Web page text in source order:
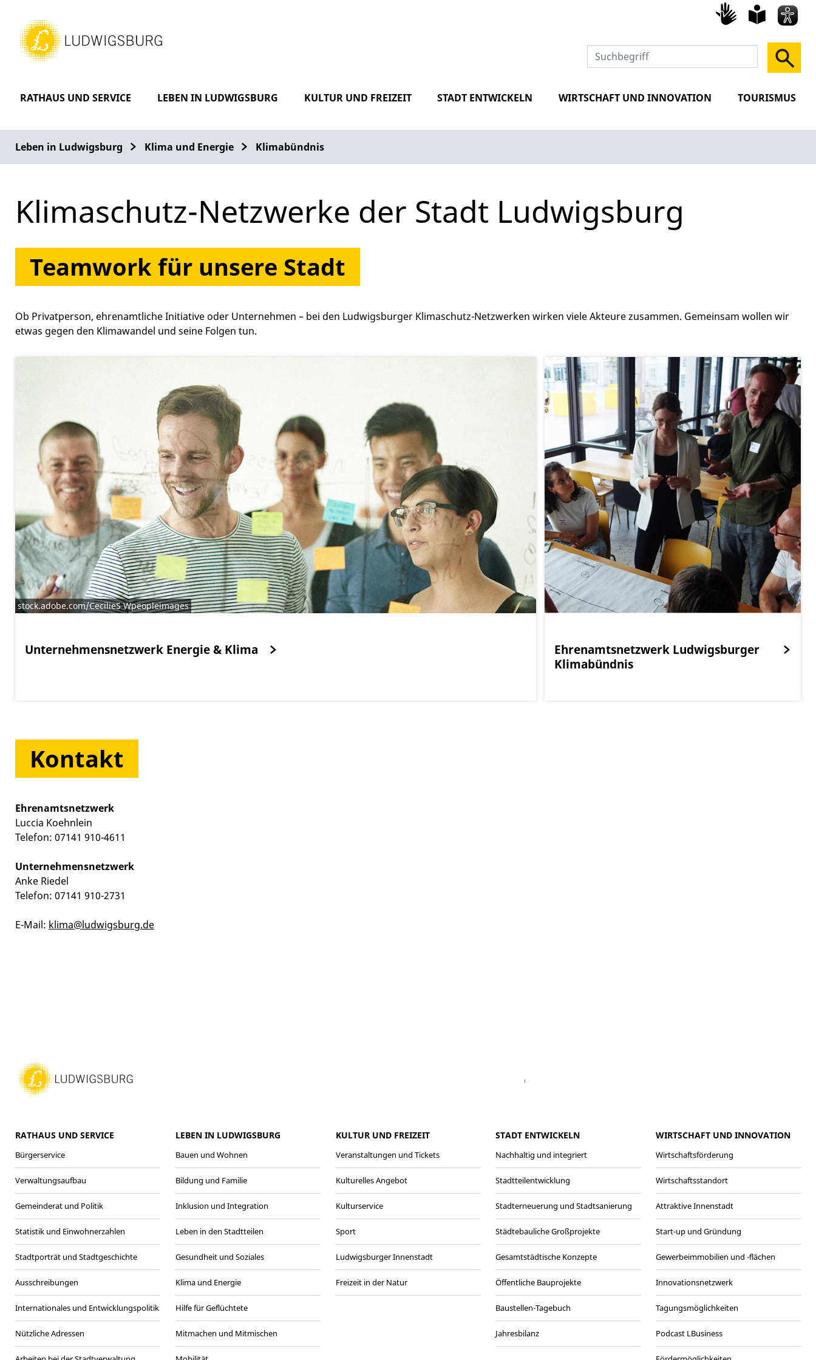
RATHAUS UND SERVICE LEBEN IN LUDWIGSBURG KULTUR UND FREIZEIT STADT ENTWICKELN WIRTSCHAFT UND INNOVATION TOURISMUS
Leben in Ludwigsburg Klima und Energie Klimabündnis
Klimaschutz-Netzwerke der Stadt Ludwigsburg
Teamwork für unsere Stadt
Ob Privatperson, ehrenamtliche Initiative oder Unternehmen – bei den Ludwigsburger Klimaschutz-Netzwerken wirken viele Akteure zusammen. Gemeinsam wollen wir
etwas gegen den Klimawandel und seine Folgen tun.
stock.adobe.com/CecilieS Wpeopleimages
Unternehmensnetzwerk Energie & Klima
Ehrenamtsnetzwerk Ludwigsburger
Klimabündnis
Kontakt
Ehrenamtsnetzwerk
Luccia Koehnlein
Telefon: 07141 910-4611
Unternehmensnetzwerk
Anke Riedel
Telefon: 07141 910-2731
E-Mail: klima@ludwigsburg.de
LinkedIn
RATHAUS UND SERVICE
Bürgerservice
Verwaltungsaufbau
Gemeinderat und Politik
Statistik und Einwohnerzahlen
Stadtporträt und Stadtgeschichte
Ausschreibungen
Internationales und Entwicklungspolitik
Nützliche Adressen
LEBEN IN LUDWIGSBURG
Bauen und Wohnen
Bildung und Familie
Inklusion und Integration
Leben in den Stadtteilen
Gesundheit und Soziales
Klima und Energie
Hilfe für Geflüchtete
Mitmachen und Mitmischen
KULTUR UND FREIZEIT
Veranstaltungen und Tickets
Kulturelles Angebot
Kulturservice
Sport
Ludwigsburger Innenstadt
Freizeit in der Natur
STADT ENTWICKELN
Nachhaltig und integriert
Stadtteilentwicklung
Stadterneuerung und Stadtsanierung
Städtebauliche Großprojekte
Gesamtstädtische Konzepte
Öffentliche Bauprojekte
Baustellen-Tagebuch
Jahresbilanz
WIRTSCHAFT UND INNOVATION
Wirtschaftsförderung
Wirtschaftsstandort
Attraktive Innenstadt
Start-up und Gründung
Gewerbeimmobilien und -flächen
Innovationsnetzwerk
Tagungsmöglichkeiten
Podcast LBusiness